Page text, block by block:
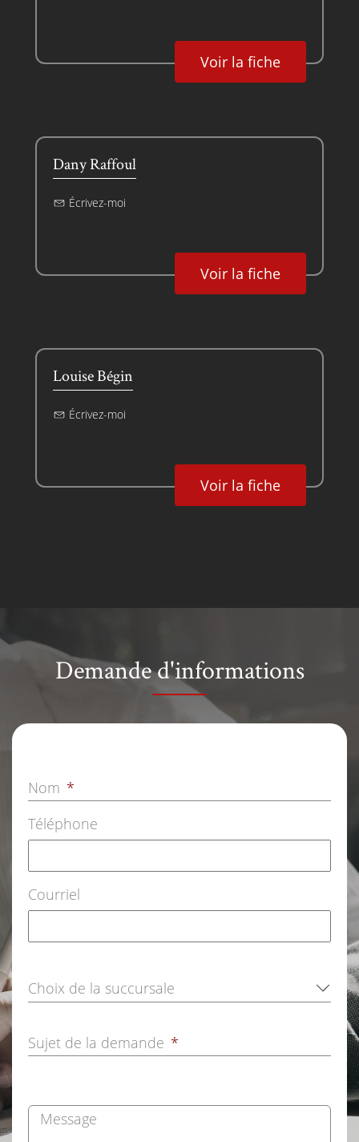
Voir la fiche
Dany Raffoul
Écrivez-moi
Voir la fiche
Louise Bégin
Écrivez-moi
Voir la fiche
Demande d'informations
Nom *
Téléphone
Courriel
Sujet de la demande *
Message